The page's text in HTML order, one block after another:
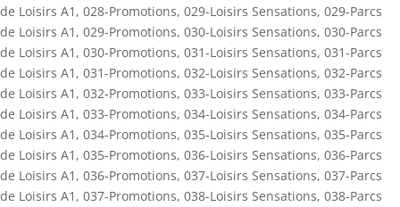
de Loisirs A1 , 028-Promotions, 029-Loisirs Sensations, 029-Parcs
de Loisirs A1 , 029-Promotions, 030-Loisirs Sensations, 030-Parcs
de Loisirs A1 , 030-Promotions, 031-Loisirs Sensations, 031-Parcs
de Loisirs A1 , 031-Promotions, 032-Loisirs Sensations, 032-Parcs
de Loisirs A1 , 032-Promotions, 033-Loisirs Sensations, 033-Parcs
de Loisirs A1 , 033-Promotions, 034-Loisirs Sensations, 034-Parcs
de Loisirs A1 , 034-Promotions, 035-Loisirs Sensations, 035-Parcs
de Loisirs A1 , 035-Promotions, 036-Loisirs Sensations, 036-Parcs
de Loisirs A1 , 036-Promotions, 037-Loisirs Sensations, 037-Parcs
de Loisirs A1 , 037-Promotions, 038-Loisirs Sensations, 038-Parcs